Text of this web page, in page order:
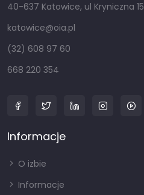
40-637 Katowice, ul Kryniczna 15
katowice@oia.pl
(32) 608 97 60
668 220 354
Informacje
O izbie
Informacje